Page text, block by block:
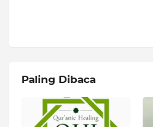
Paling Dibaca